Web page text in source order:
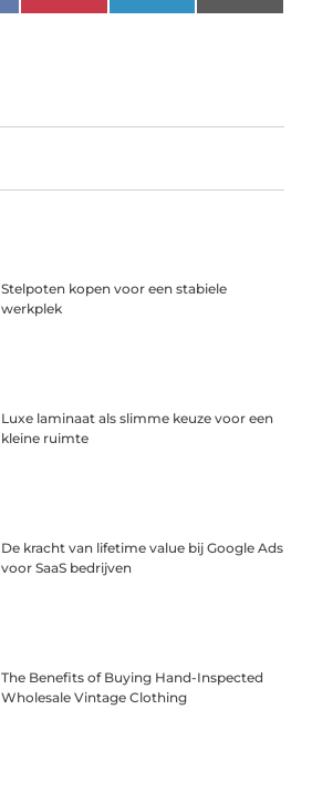
Stelpoten kopen voor een stabiele
werkplek
Luxe laminaat als slimme keuze voor een
kleine ruimte
De kracht van lifetime value bij Google Ads
voor SaaS bedrijven
The Benefits of Buying Hand-Inspected
Wholesale Vintage Clothing